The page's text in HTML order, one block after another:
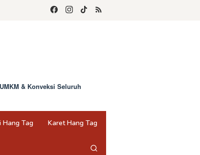
& Konveksi Seluruh
Hang Tag Karet Hang Tag